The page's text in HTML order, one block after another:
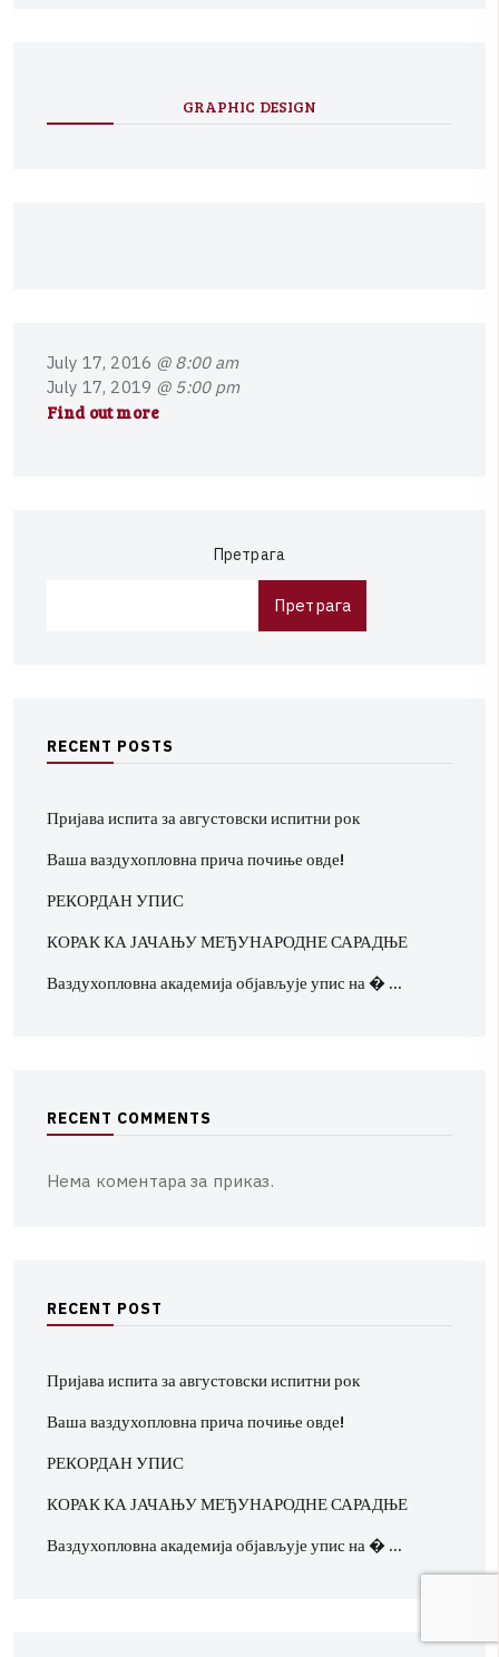
GRAPHIC DESIGN
July 17, 2016 @ 8:00 am
July 17, 2019 @ 5:00 pm
Find out more
Претрага
Претрага
RECENT POSTS
Пријава испита за августовски испитни рок
Ваша ваздухопловна прича почиње овде!
РЕКОРДАН УПИС
КОРАК КА ЈАЧАЊУ МЕЂУНАРОДНЕ САРАДЊЕ
Ваздухопловна академија објављује упис на � …
RECENT COMMENTS
Нема коментара за приказ.
RECENT POST
Пријава испита за августовски испитни рок
Ваша ваздухопловна прича почиње овде!
РЕКОРДАН УПИС
КОРАК КА ЈАЧАЊУ МЕЂУНАРОДНЕ САРАДЊЕ
Ваздухопловна академија објављује упис на � …